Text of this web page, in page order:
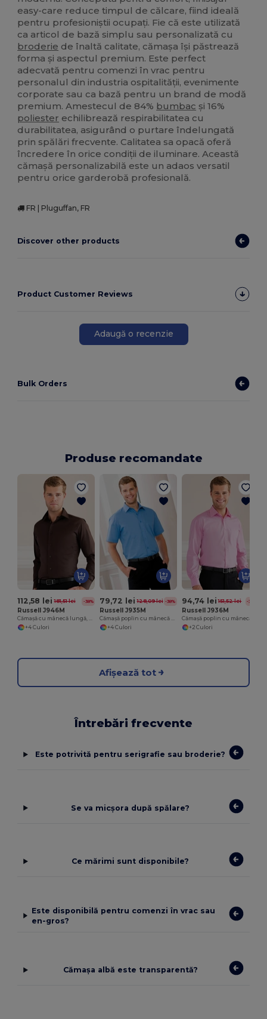
easy-care reduce timpul de călcare, fiind ideală
pentru profesioniștii ocupați. Fie că este utilizată
ca articol de bază simplu sau personalizată cu
broderie de înaltă calitate, cămașa își păstrează
forma și aspectul premium. Este perfect
adecvată pentru comenzi în vrac pentru
personalul din industria ospitalității, evenimente
corporate sau ca bază pentru un brand de modă
premium. Amestecul de 84% bumbac și 16%
poliester echilibrează respirabilitatea cu
durabilitatea, asigurând o purtare îndelungată
prin spălări frecvente. Calitatea sa opacă oferă
încredere în orice condiții de iluminare. Această
cămașă personalizabilă este un adaos versatil
pentru orice garderobă profesională.
FR | Pluguffan, FR
Discover other products
Product Customer Reviews
Adaugă o recenzie
Bulk Orders
Produse recomandate
112,58 lei 181,51 lei -38%
Russell J946M
Cămașă cu mânecă lungă, ușor de întreținut, croială cambrată
+4 Culori
79,72 lei 128,09 lei -38%
Russell J935M
Cămașă poplin cu mânecă scurtă, ușor de întreținut, din policoton.
+4 Culori
94,74 lei 151,52 lei -37%
Russell J936M
+2 Culori
Afișează tot
Întrebări frecvente
Este potrivită pentru serigrafie sau broderie?
Se va micșora după spălare?
Ce mărimi sunt disponibile?
Este disponibilă pentru comenzi în vrac sau
en-gros?
Cămașa albă este transparentă?